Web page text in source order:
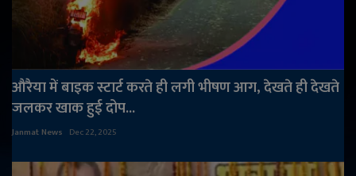
औरैया में बाइक स्टार्ट करते ही लगी भीषण आग, देखते ही देखते
जलकर खाक हुई दोप...
Janmat News Dec 22, 2025